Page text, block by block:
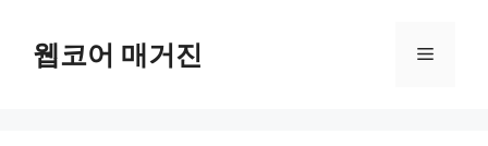
웹코어 매거진 메